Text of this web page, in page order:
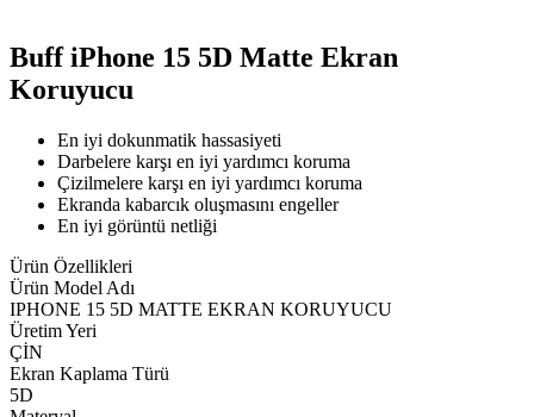
Buff iPhone 15 5D Matte Ekran
Koruyucu
En iyi dokunmatik hassasiyeti
Darbelere karşı en iyi yardımcı koruma
Çizilmelere karşı en iyi yardımcı koruma
Ekranda kabarcık oluşmasını engeller
En iyi görüntü netliği
Ürün Özellikleri
Ürün Model Adı
IPHONE 15 5D MATTE EKRAN KORUYUCU
Üretim Yeri
ÇİN
Ekran Kaplama Türü
5D